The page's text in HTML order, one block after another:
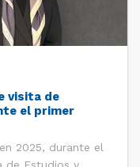
visita de
el primer
2025, durante el